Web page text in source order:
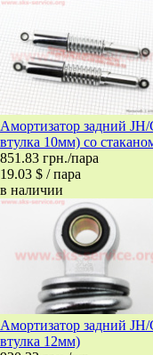
Амортизатор задний
втулка 10мм) со
851.83 грн./пара
19.03 $ / пара
в наличии
Амортизатор задний
втулка 12мм)